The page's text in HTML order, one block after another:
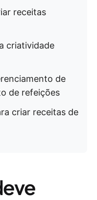
receitas
criatividade
de
de refeições
criar receitas de